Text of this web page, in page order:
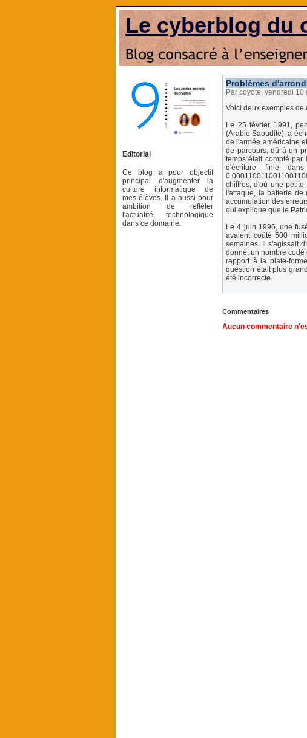
Le cyberblog du
Editorial
Ce blog a pour objectif
principal d'augmenter la
culture informatique de
mes élèves. Il a aussi pour
ambition de refléter
l'actualité technologique
dans ce domaine.
Problèmes
Par coyote, vendredi
Voici deux exemples de
Le 25 février 1991,
(Arabie Saoudite), a
de l'armée américaine
de parcours, dû à un
temps était compté par
d'écriture finie
chiffres, d'où une
l'attaque, la batterie
accumulation des
qui explique que le
Le 4 juin 1996, une
avaient coûté 500
semaines. Il s'agissait
donné, un nombre
rapport à la plate-
question était plus
été incorrecte.
Commentaires
Aucun commentaire